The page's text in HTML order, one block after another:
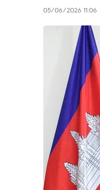
05/06/2026 11:06